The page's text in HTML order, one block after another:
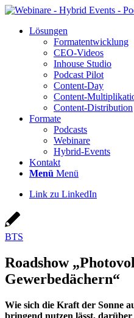
Lösun­gen
For­ma­t­ent­wick­lung
CEO-Vide­os
Inhouse Stu­dio
Pod­cast Pilot
Con­­tent-Day
Con­tent-
Con­tent-Dis­tri­bu­ti­on
For­ma­te
Pod­casts
Web­i­na­re
Hybrid-Events
Kon­takt
Menü Menü
Link zu LinkedIn
BTS
Road­show
Gewerbedächern“
Wie sich die Kraft der Son­ne
brin­gend nut­zen lässt,